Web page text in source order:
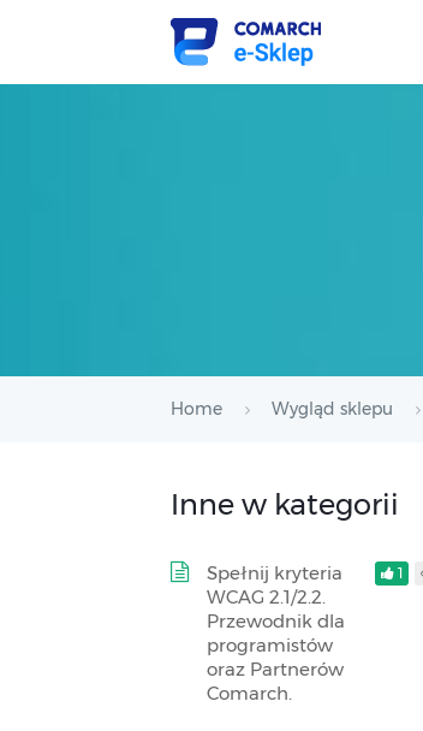
Home Wygląd sklepu
Inne w kategorii
Spełnij kryteria
WCAG 2.1/2.2.
Przewodnik dla
programistów
oraz Partnerów
Comarch.
1